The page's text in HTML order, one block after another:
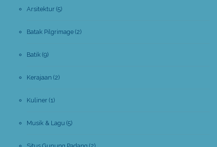
Arsitektur (5)
Batak Pilgrimage (2)
Batik (9)
Kerajaan (2)
Kuliner (1)
Musik & Lagu (5)